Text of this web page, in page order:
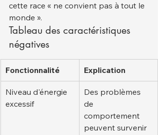
cette race « ne convient pas à tout le
monde ».
Tableau des caractéristiques
négatives
Fonctionnalité Explication
Niveau d'énergie
excessif
Des problèmes
de
comportement
peuvent survenir